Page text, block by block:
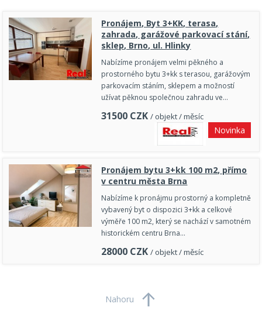
Pronájem, Byt 3+KK, terasa,
zahrada, garážové parkovací stání,
sklep, Brno, ul. Hlinky
Nabízíme pronájem velmi pěkného a
prostorného bytu 3+kk s terasou, garážovým
parkovacím stáním, sklepem a možností
užívat pěknou společnou zahradu ve…
31500 CZK / objekt / měsíc
Novinka
Pronájem bytu 3+kk 100 m2, přímo
v centru města Brna
Nabízíme k pronájmu prostorný a kompletně
vybavený byt o dispozici 3+kk a celkové
výměře 100 m2, který se nachází v samotném
historickém centru Brna…
28000 CZK / objekt / měsíc
Nahoru